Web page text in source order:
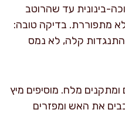
נמוכה-בינונית עד שהרוטב
מתפוררת. בדיקה טובה:
קלה, לא נמס
ומתקנים מלח. מוסיפים מיץ
את האש ומפזרים